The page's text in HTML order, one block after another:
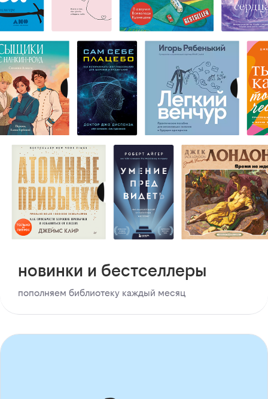
новинки и бестселлеры
пополняем библиотеку каждый месяц